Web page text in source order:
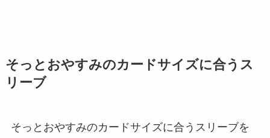
そっとおやすみのカードサイズに合うス
リーブ
そっとおやすみのカードサイズに合うスリーブを